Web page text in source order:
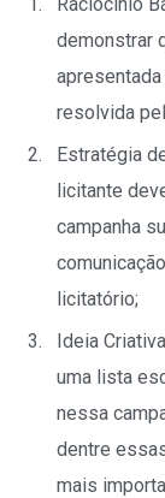
demonstrar
resolvida
Estratégia
licitante
campanha
licitatório;
Ideia
uma lista
nessa
dentre
mais